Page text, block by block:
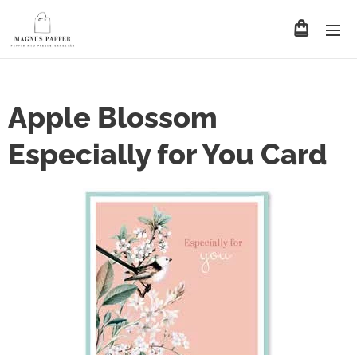
Apple Blossom
Especially for You Card